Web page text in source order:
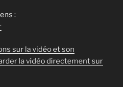
:
sur la vidéo et son
la vidéo directement sur